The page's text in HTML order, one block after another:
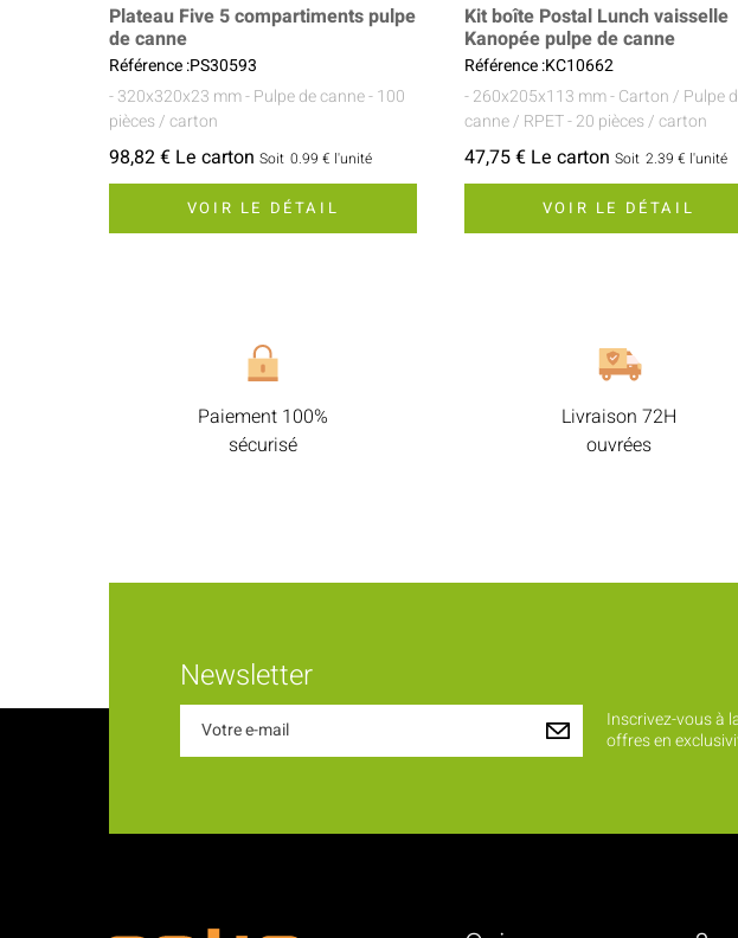
Plateau Five 5 compartiments pulpe
de canne
Référence :PS30593
- 320x320x23 mm- Pulpe de canne- 100
pièces / carton
98,82 € Le carton Soit 0.99 € l'unité
VOIR LE DÉTAIL
Kit boîte Postal Lunch vaisselle
Kanopée pulpe de canne
Référence :KC10662
- 260x205x113 mm- Carton / Pulpe
canne / RPET- 20 pièces / carton
47,75 € Le carton Soit 2.39 € l'unité
VOIR LE DÉTAIL
Paiement 100%
sécurisé
Livraison 72H
ouvrées
Newsletter
Inscrivez-vous à
offres en